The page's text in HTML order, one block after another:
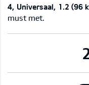
4 Universaal 1.2 (96
must met.